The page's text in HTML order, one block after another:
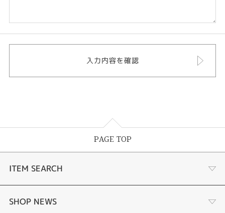
PAGE TOP
ITEM SEARCH
婚約指輪
SHOP NEWS